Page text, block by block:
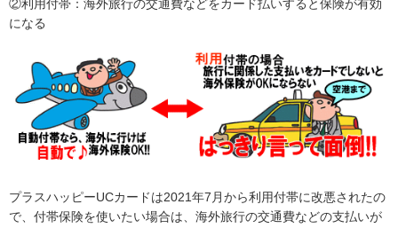
②利用付帯：海外旅行の交通費などをカード払いすると保険が有効
になる
プラスハッピーUCカードは2021年7月から利用付帯に改悪されたの
で、付帯保険を使いたい場合は、海外旅行の交通費などの支払いが